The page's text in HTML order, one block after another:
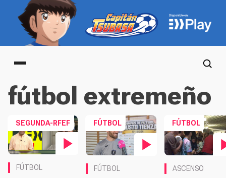
Main menu
fútbol extremeño
SEGUNDA-RFEF
FÚTBOL
FÚTBOL
FÚTBOL
FÚTBOL
ASCENSO